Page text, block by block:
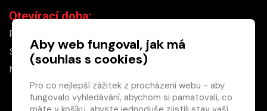
Otevírací doba:
PO–PÁ
SO
10:00–13:00
NE
Aby web fungoval, jak má
(souhlas s cookies)
Pro co nejlepší zážitek z procházení webu - aby
fungovalo vyhledávání, abychom si pamatovali, co